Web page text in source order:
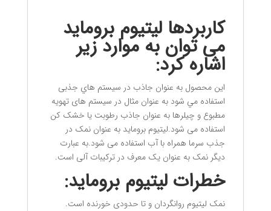
کاربردها لیتیوم بروماید
می توان به موارد زیر
اشاره کرد:
این محصول به عنوان جاذب در سيستم هاي جذبی
استفاده مي شود به عنوان مثال در سیستم های تهویه
مطبوع و چیلرها به عنوان جاذب رطوبت یا خشک کن
استفاده می شود.لیتیوم بروماید به عنوان نمک در
جذب سرما همراه با آب استفاده می شود.به عبارت
دیگر نمک به عنوان یک معرف در ترکیبات آلی است.
خطرات لیتیوم بروماید:
نمک لیتیوم روانگردان و تا حدودی خورنده است.